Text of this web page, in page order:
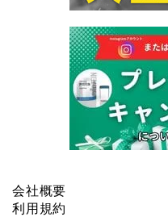
会社概要
利用規約